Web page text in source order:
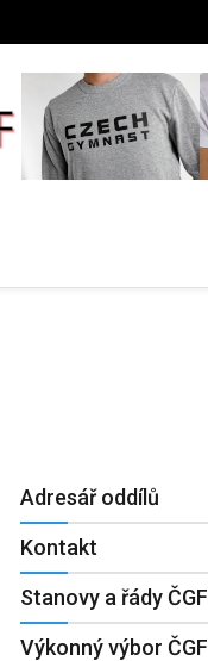
Adresář oddílů
Kontakt
Stanovy a řády ČGF
Výkonný výbor ČGF